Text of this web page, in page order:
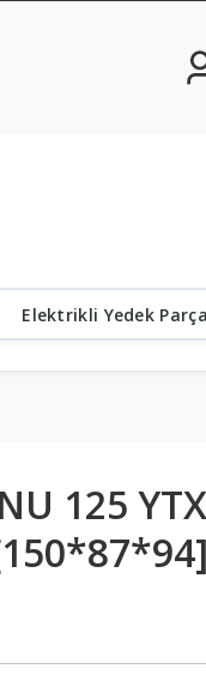
Elektrikli Yedek Parça
125